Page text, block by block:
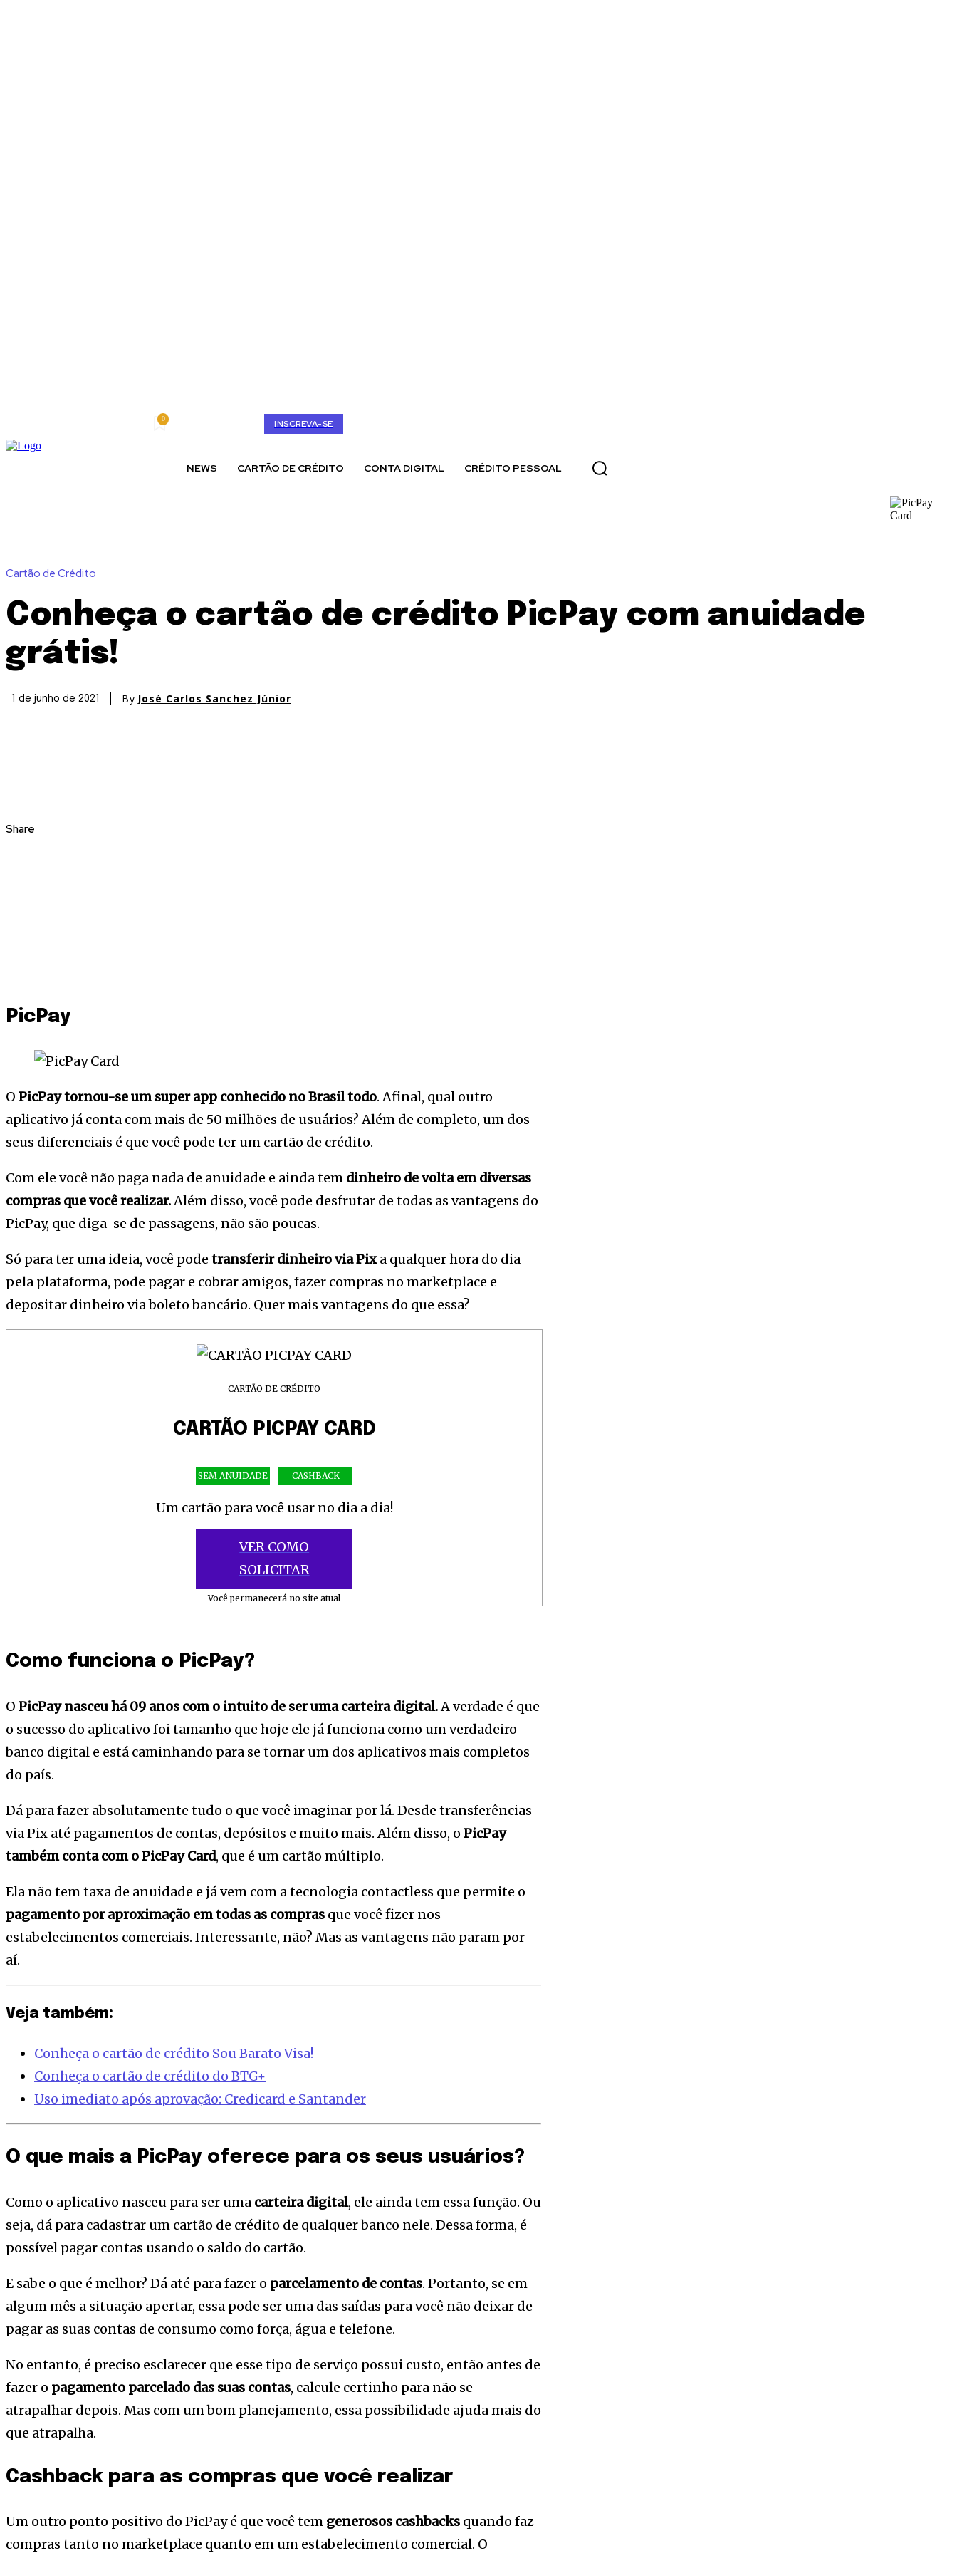
0 INSCREVA-SE
NEWS CARTÃO DE CRÉDITO CONTA DIGITAL CRÉDITO PESSOAL
Cartão de Crédito
Conheça o cartão de crédito PicPay com anuidade
grátis!
1 de junho de 2021 By José Carlos Sanchez Júnior
Share
PicPay
O PicPay tornou-se um super app conhecido no Brasil todo. Afinal, qual outro
aplicativo já conta com mais de 50 milhões de usuários? Além de completo, um dos
seus diferenciais é que você pode ter um cartão de crédito.
Com ele você não paga nada de anuidade e ainda tem dinheiro de volta em diversas
compras que você realizar.Além disso, você pode desfrutar de todas as vantagens do
PicPay, que diga-se de passagens, não são poucas.
Só para ter uma ideia, você pode transferir dinheiro via Pixa qualquer hora do dia
pela plataforma, pode pagar e cobrar amigos, fazer compras no marketplace e
depositar dinheiro via boleto bancário. Quer mais vantagens do que essa?
CARTÃO DE CRÉDITO
CARTÃO PICPAY CARD
SEM ANUIDADE CASHBACK
Um cartão para você usar no dia a dia!
VER COMO
SOLICITAR
Você permanecerá no site atual
Como funciona o PicPay?
O PicPay nasceu há 09 anos com o intuito de ser uma carteira digital.A verdade é que
o sucesso do aplicativo foi tamanho que hoje ele já funciona como um verdadeiro
banco digital e está caminhando para se tornar um dos aplicativos mais completos
do país.
Dá para fazer absolutamente tudo o que você imaginar por lá. Desde transferências
via Pix até pagamentos de contas, depósitos e muito mais. Além disso, o PicPay
também conta com o PicPay Card, que é um cartão múltiplo.
Ela não tem taxa de anuidade e já vem com a tecnologia contactless que permite o
pagamento por aproximação em todas as compras que você fizer nos
estabelecimentos comerciais. Interessante, não? Mas as vantagens não param por
aí.
Veja também:
Conheça o cartão de crédito Sou Barato Visa!
Conheça o cartão de crédito do BTG+
Uso imediato após aprovação: Credicard e Santander
O que mais a PicPay oferece para os seus usuários?
Como o aplicativo nasceu para ser uma carteira digital, ele ainda tem essa função. Ou
seja, dá para cadastrar um cartão de crédito de qualquer banco nele. Dessa forma, é
possível pagar contas usando o saldo do cartão.
E sabe o que é melhor? Dá até para fazer o parcelamento de contas. Portanto, se em
algum mês a situação apertar, essa pode ser uma das saídas para você não deixar de
pagar as suas contas de consumo como força, água e telefone.
No entanto, é preciso esclarecer que esse tipo de serviço possui custo, então antes de
fazer o pagamento parcelado das suas contas, calcule certinho para não se
atrapalhar depois. Mas com um bom planejamento, essa possibilidade ajuda mais do
que atrapalha.
Cashback para as compras que você realizar
Um outro ponto positivo do PicPay é que você tem generosos cashbacks quando faz
compras tanto no marketplace quanto em um estabelecimento comercial. O